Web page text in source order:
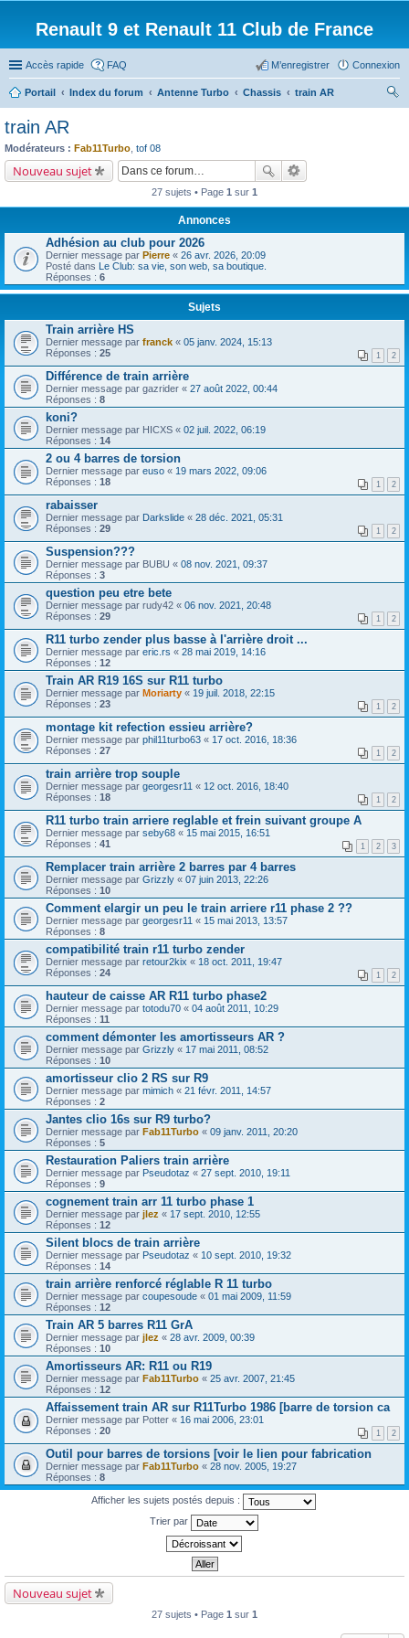
Renault 9 et Renault 11 Club de France
Accès rapide FAQ Connexion
M’enregistrer
Portail Index du forum Antenne Turbo Chassis
train AR
train AR
Modérateurs : Fab11Turbo tof 08
Nouveau sujet
27 sujets • Page 1 sur 1
Annonces
Adhésion au club pour 2026
Dernier message par Pierre « 26 avr. 2026, 20:09
Posté dans Le Club: sa vie, son web, sa boutique.
Réponses : 6
Sujets
Train arrière HS
Dernier message par franck « 05 janv. 2024, 15:13
Réponses : 25 1 2
Différence de train arrière
Dernier message par gazrider « 27 août 2022, 00:44
Réponses : 8
koni?
Dernier message par HICXS « 02 juil. 2022, 06:19
Réponses : 14
2 ou 4 barres de torsion
Dernier message par euso « 19 mars 2022, 09:06
Réponses : 18 1 2
rabaisser
Dernier message par Darkslide « 28 déc. 2021, 05:31
Réponses : 29 1 2
Suspension???
Dernier message par BUBU « 08 nov. 2021, 09:37
Réponses : 3
question peu etre bete
Dernier message par rudy42 « 06 nov. 2021, 20:48
Réponses : 29 1 2
R11 turbo zender plus basse à l'arrière droit ...
Dernier message par eric.rs « 28 mai 2019, 14:16
Réponses : 12
Train AR R19 16S sur R11 turbo
Dernier message par Moriarty « 19 juil. 2018, 22:15
Réponses : 23 1 2
montage kit refection essieu arrière?
Dernier message par phil11turbo63 « 17 oct. 2016, 18:36
Réponses : 27 1 2
train arrière trop souple
Dernier message par georgesr11 « 12 oct. 2016, 18:40
Réponses : 18 1 2
R11 turbo train arriere reglable et frein suivant groupe A
Dernier message par seby68 « 15 mai 2015, 16:51
Réponses : 41 1 2 3
Remplacer train arrière 2 barres par 4 barres
Dernier message par Grizzly « 07 juin 2013, 22:26
Réponses : 10
Comment elargir un peu le train arriere r11 phase 2 ??
Dernier message par georgesr11 « 15 mai 2013, 13:57
Réponses : 8
compatibilité train r11 turbo zender
Dernier message par retour2kix « 18 oct. 2011, 19:47
Réponses : 24 1 2
hauteur de caisse AR R11 turbo phase2
Dernier message par totodu70 « 04 août 2011, 10:29
Réponses : 11
comment démonter les amortisseurs AR ?
Dernier message par Grizzly « 17 mai 2011, 08:52
Réponses : 10
amortisseur clio 2 RS sur R9
Dernier message par mimich « 21 févr. 2011, 14:57
Réponses : 2
Jantes clio 16s sur R9 turbo?
Dernier message par Fab11Turbo « 09 janv. 2011, 20:20
Réponses : 5
Restauration Paliers train arrière
Dernier message par Pseudotaz « 27 sept. 2010, 19:11
Réponses : 9
cognement train arr 11 turbo phase 1
Dernier message par jlez « 17 sept. 2010, 12:55
Réponses : 12
Silent blocs de train arrière
Dernier message par Pseudotaz « 10 sept. 2010, 19:32
Réponses : 14
train arrière renforcé réglable R 11 turbo
Dernier message par coupesoude « 01 mai 2009, 11:59
Réponses : 12
Train AR 5 barres R11 GrA
Dernier message par jlez « 28 avr. 2009, 00:39
Réponses : 10
Amortisseurs AR: R11 ou R19
Dernier message par Fab11Turbo « 25 avr. 2007, 21:45
Réponses : 12
Affaissement train AR sur R11Turbo 1986 [barre de torsion ca
Dernier message par Potter « 16 mai 2006, 23:01
Réponses : 20 1 2
Outil pour barres de torsions [voir le lien pour fabrication
Dernier message par Fab11Turbo « 28 nov. 2005, 19:27
Réponses : 8
Afficher les sujets postés depuis :
Trier par
Nouveau sujet
27 sujets • Page 1 sur 1